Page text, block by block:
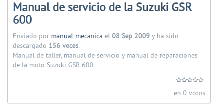
Manual de servicio de la Suzuki GSR
600
Enviado por manual-mecanica el 08 Sep 2009 y ha sido
descargado 156 veces.
Manual de taller, manual de servicio y manual de reparaciones
de la moto Suzuki GSR 600.
en 0 votos